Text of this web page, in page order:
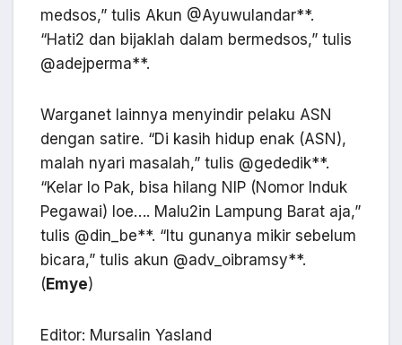
medsos,” tulis Akun @Ayuwulandar**.
“Hati2 dan bijaklah dalam bermedsos,” tulis
@adejperma**.
Warganet lainnya menyindir pelaku ASN
dengan satire. “Di kasih hidup enak (ASN),
malah nyari masalah,” tulis @gededik**.
“Kelar lo Pak, bisa hilang NIP (Nomor Induk
Pegawai) loe…. Malu2in Lampung Barat aja,”
tulis @din_be**. “Itu gunanya mikir sebelum
bicara,” tulis akun @adv_oibramsy**.
(Emye)
Editor: Mursalin Yasland